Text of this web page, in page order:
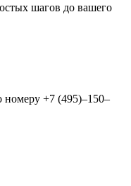
шагов до вашего
номеру +7 (495)–150–